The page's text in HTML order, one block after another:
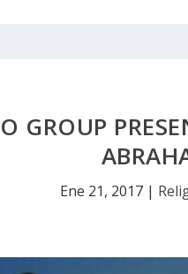
GROUP
Ene 21, 2017|